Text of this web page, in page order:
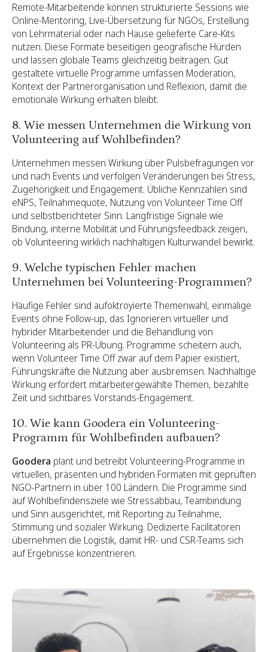
Remote-Mitarbeitende können strukturierte Sessions wie
Online-Mentoring, Live-Übersetzung für NGOs, Erstellung
von Lehrmaterial oder nach Hause gelieferte Care-Kits
nutzen. Diese Formate beseitigen geografische Hürden
und lassen globale Teams gleichzeitig beitragen. Gut
gestaltete virtuelle Programme umfassen Moderation,
Kontext der Partnerorganisation und Reflexion, damit die
emotionale Wirkung erhalten bleibt.
8. Wie messen Unternehmen die Wirkung von
Volunteering auf Wohlbefinden?
Unternehmen messen Wirkung über Pulsbefragungen vor
und nach Events und verfolgen Veränderungen bei Stress,
Zugehörigkeit und Engagement. Übliche Kennzahlen sind
eNPS, Teilnahmequote, Nutzung von Volunteer Time Off
und selbstberichteter Sinn. Langfristige Signale wie
Bindung, interne Mobilität und Führungsfeedback zeigen,
ob Volunteering wirklich nachhaltigen Kulturwandel bewirkt.
9. Welche typischen Fehler machen
Unternehmen bei Volunteering-Programmen?
Häufige Fehler sind aufoktroyierte Themenwahl, einmalige
Events ohne Follow-up, das Ignorieren virtueller und
hybrider Mitarbeitender und die Behandlung von
Volunteering als PR-Übung. Programme scheitern auch,
wenn Volunteer Time Off zwar auf dem Papier existiert,
Führungskräfte die Nutzung aber ausbremsen. Nachhaltige
Wirkung erfordert mitarbeitergewählte Themen, bezahlte
Zeit und sichtbares Vorstands-Engagement.
10. Wie kann Goodera ein Volunteering-
Programm für Wohlbefinden aufbauen?
Goodera plant und betreibt Volunteering-Programme in
virtuellen, präsenten und hybriden Formaten mit geprüften
NGO-Partnern in über 100 Ländern. Die Programme sind
auf Wohlbefindensziele wie Stressabbau, Teambindung
und Sinn ausgerichtet, mit Reporting zu Teilnahme,
Stimmung und sozialer Wirkung. Dedizierte Facilitatoren
übernehmen die Logistik, damit HR- und CSR-Teams sich
auf Ergebnisse konzentrieren.